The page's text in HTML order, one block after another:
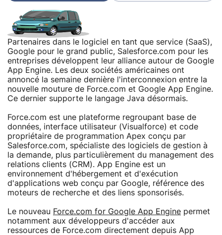
Partenaires dans le logiciel en tant que service (SaaS),
Google pour le grand public, Salesforce.com pour les
entreprises développent leur alliance autour de Google
App Engine. Les deux sociétés américaines ont
annoncé la semaine dernière l'interconnexion entre la
nouvelle mouture de Force.com et Google App Engine.
Ce dernier supporte le langage Java désormais.
Force.com est une plateforme regroupant base de
données, interface utilisateur (Visualforce) et code
propriétaire de programmation Apex conçu par
Salesforce.com, spécialiste des logiciels de gestion à
la demande, plus particulièrement du management des
relations clients (CRM). App Engine est un
environnement d'hébergement et d'exécution
d'applications web conçu par Google, référence des
moteurs de recherche et des liens sponsorisés.
Le nouveau Force.com for Google App Engine permet
notamment aux développeurs d'accéder aux
ressources de Force.com directement depuis App